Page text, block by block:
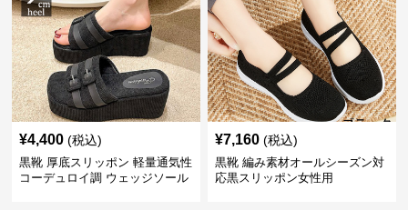
¥4,400 (税込)
黒靴 厚底スリッポン 軽量通気性
コーデュロイ調 ウェッジソール
¥7,160 (税込)
黒靴 編み素材オールシーズン対
応黒スリッポン女性用